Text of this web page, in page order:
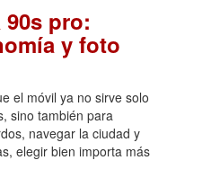
90s pro:
y foto
el móvil ya no sirve solo
sino también para
navegar la ciudad y
elegir bien importa más